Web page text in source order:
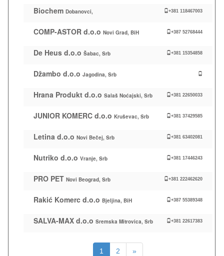
Biochem Dobanovci, +381 118467003
COMP-ASTOR d.o.o Novi Grad, BiH +387 52768444
De Heus d.o.o Šabac, Srb +381 15354858
Džambo d.o.o Jagodina, Srb
Hrana Produkt d.o.o Salaš Noćajski, Srb +381 22650033
JUNIOR KOMERC d.o.o Kruševac, Srb +381 37429585
Letina d.o.o Novi Bečej, Srb +381 63402081
Nutriko d.o.o Vranje, Srb +381 17446243
PRO PET Novi Beograd, Srb +381 222462620
Rakić Komerc d.o.o Bjeljina, BiH +387 55389348
SALVA-MAX d.o.o Sremska Mitrovica, Srb +381 22617383
1 2 »